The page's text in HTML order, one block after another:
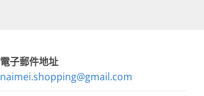
電子郵件地址
naimei.shopping@gmail.com